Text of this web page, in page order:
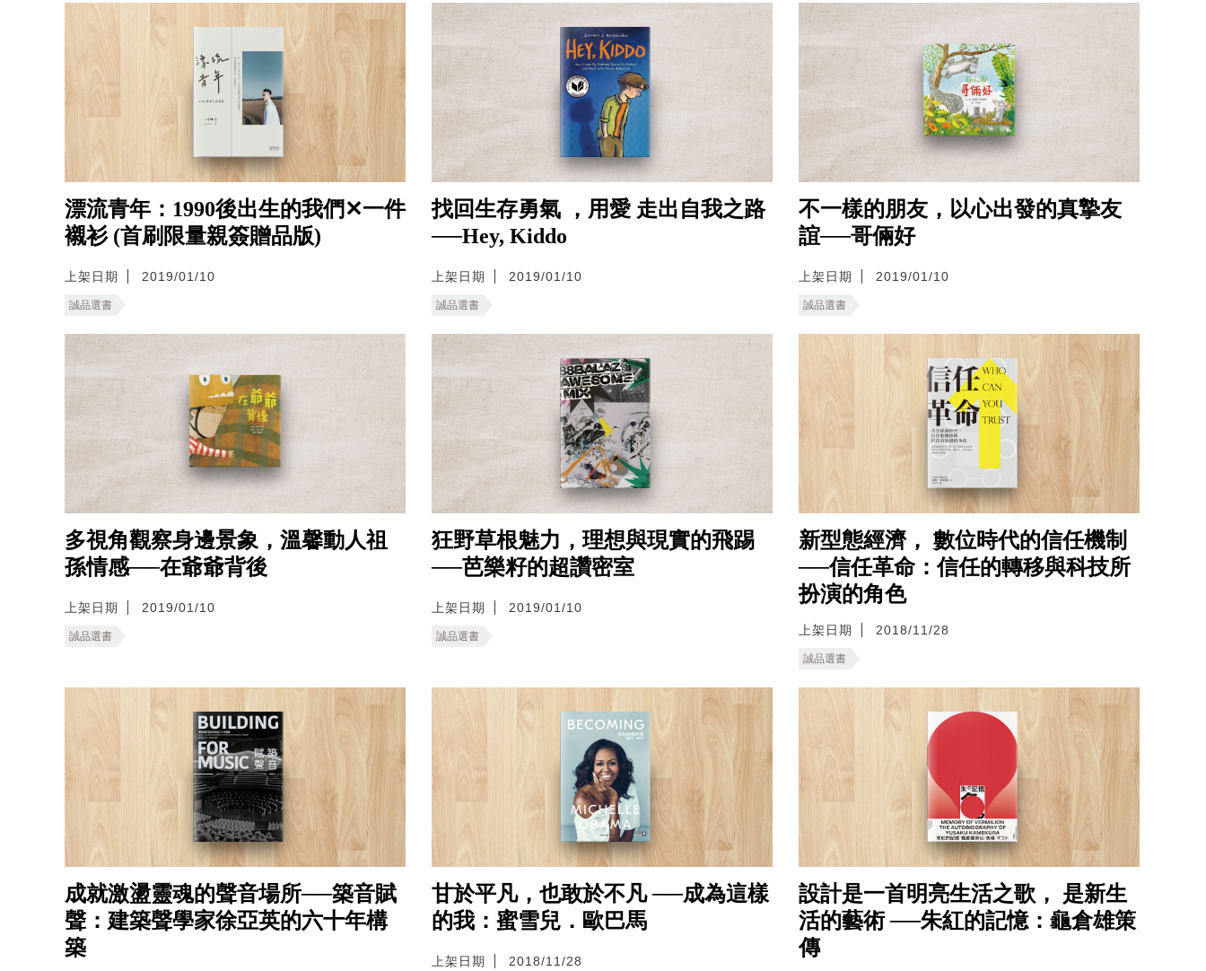
漂流青年：1990後出生的我們✕一件
襯衫 (首刷限量親簽贈品版)
上架日期 2019/01/10
誠品選書
找回生存勇氣 ，用愛 走出自我之路
──Hey, Kiddo
上架日期 2019/01/10
誠品選書
不一樣的朋友，以心出發的真摯友
誼──哥倆好
上架日期 2019/01/10
誠品選書
多視角觀察身邊景象，溫馨動人祖
孫情感──在爺爺背後
上架日期 2019/01/10
誠品選書
狂野草根魅力，理想與現實的飛踢
──芭樂籽的超讚密室
上架日期 2019/01/10
誠品選書
新型態經濟， 數位時代的信任機制
──信任革命：信任的轉移與科技所
扮演的角色
上架日期 2018/11/28
誠品選書
成就激盪靈魂的聲音場所──築音賦
聲：建築聲學家徐亞英的六十年構
築
甘於平凡，也敢於不凡 ──成為這樣
的我：蜜雪兒．歐巴馬
上架日期 2018/11/28
設計是一首明亮生活之歌， 是新生
活的藝術 ──朱紅的記憶：龜倉雄策
傳